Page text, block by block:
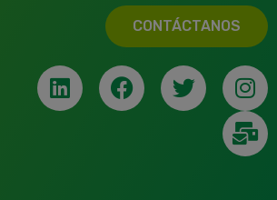
CONTÁCTANOS